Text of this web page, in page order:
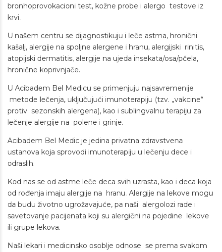
bronhoprovokacioni test, kožne probe i alergo testove iz
krvi.
U našem centru se dijagnostikuju i leče astma, hronični
kašalj, alergije na spoljne alergene i hranu, alergijski rinitis,
atopijski dermatitis, alergije na ujeda insekata/osa/pčela,
hronične koprivnjače.
U Acibadem Bel Medicu se primenjuju najsavremenije
metode lečenja, uključujući imunoterapiju (tzv. „vakcine“
protiv sezonskih alergena), kao i sublingvalnu terapiju za
lečenje alergije na polene i grinje.
Acibadem Bel Medic je jedina privatna zdravstvena
ustanova koja sprovodi imunoterapiju u lečenju dece i
odraslih.
Kod nas se od astme leče deca svih uzrasta, kao i deca koja
od rođenja imaju alergije na hranu. Alergije na lekove mogu
da budu životno ugrožavajuće, pa naši alergolozi rade i
savetovanje pacijenata koji su alergični na pojedine lekove
ili grupe lekova.
Naši lekari i medicinsko osoblje odnose se prema svakom